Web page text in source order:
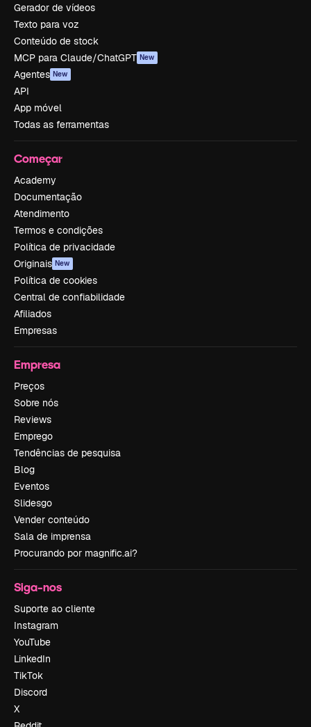
Gerador de vídeos
Texto para voz
Conteúdo de stock
MCP para Claude/ChatGPT New
Agentes New
API
App móvel
Todas as ferramentas
Começar
Academy
Documentação
Atendimento
Termos e condições
Política de privacidade
Originais New
Política de cookies
Central de confiabilidade
Afiliados
Empresas
Empresa
Preços
Sobre nós
Reviews
Emprego
Tendências de pesquisa
Blog
Eventos
Slidesgo
Vender conteúdo
Sala de imprensa
Procurando por magnific.ai?
Siga-nos
Suporte ao cliente
Instagram
YouTube
LinkedIn
TikTok
Discord
X